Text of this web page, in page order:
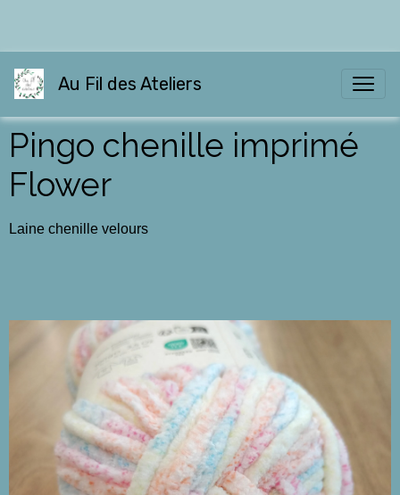
Au Fil des Ateliers
Pingo chenille imprimé
Flower
Laine chenille velours